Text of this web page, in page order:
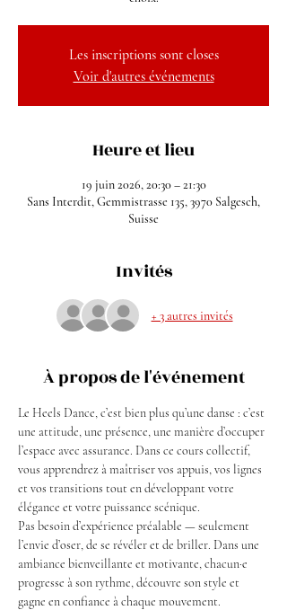
Les inscriptions sont closes
Voir d'autres événements
Heure et lieu
19 juin 2026, 20:30 – 21:30
Sans Interdit, Gemmistrasse 135, 3970 Salgesch,
Suisse
Invités
+ 3 autres invités
À propos de l'événement
Le Heels Dance, c’est bien plus qu’une danse : c’est
une attitude, une présence, une manière d’occuper
l’espace avec assurance. Dans ce cours collectif,
vous apprendrez à maîtriser vos appuis, vos lignes
et vos transitions tout en développant votre
élégance et votre puissance scénique.
Pas besoin d’expérience préalable — seulement
l’envie d’oser, de se révéler et de briller. Dans une
ambiance bienveillante et motivante, chacun·e
progresse à son rythme, découvre son style et
gagne en confiance à chaque mouvement.